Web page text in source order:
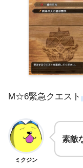
M☆6緊急クエスト
ミクジン
素敵